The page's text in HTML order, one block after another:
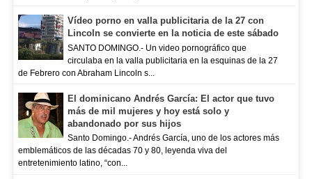
Vídeo porno en valla publicitaria de la 27 con
Lincoln se convierte en la noticia de este sábado
SANTO DOMINGO.- Un video pornográfico que
circulaba en la valla publicitaria en la esquinas de la 27
de Febrero con Abraham Lincoln s...
El dominicano Andrés García: El actor que tuvo
más de mil mujeres y hoy está solo y
abandonado por sus hijos
Santo Domingo.- Andrés García, uno de los actores más
emblemáticos de las décadas 70 y 80, leyenda viva del
entretenimiento latino, “con...